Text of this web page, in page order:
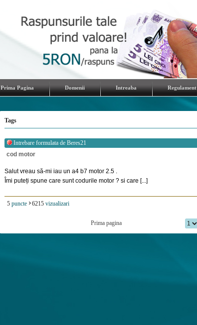
Prima Pagina Domenii Intreaba Regulament
Tags
Intrebare formulata de Beres21
cod motor
Salut vreau să-mi iau un a4 b7 motor 2.5 .
Îmi puteți spune care sunt codurile motor ? si care [...]
5 puncte 6215 vizualizari
Prima pagina